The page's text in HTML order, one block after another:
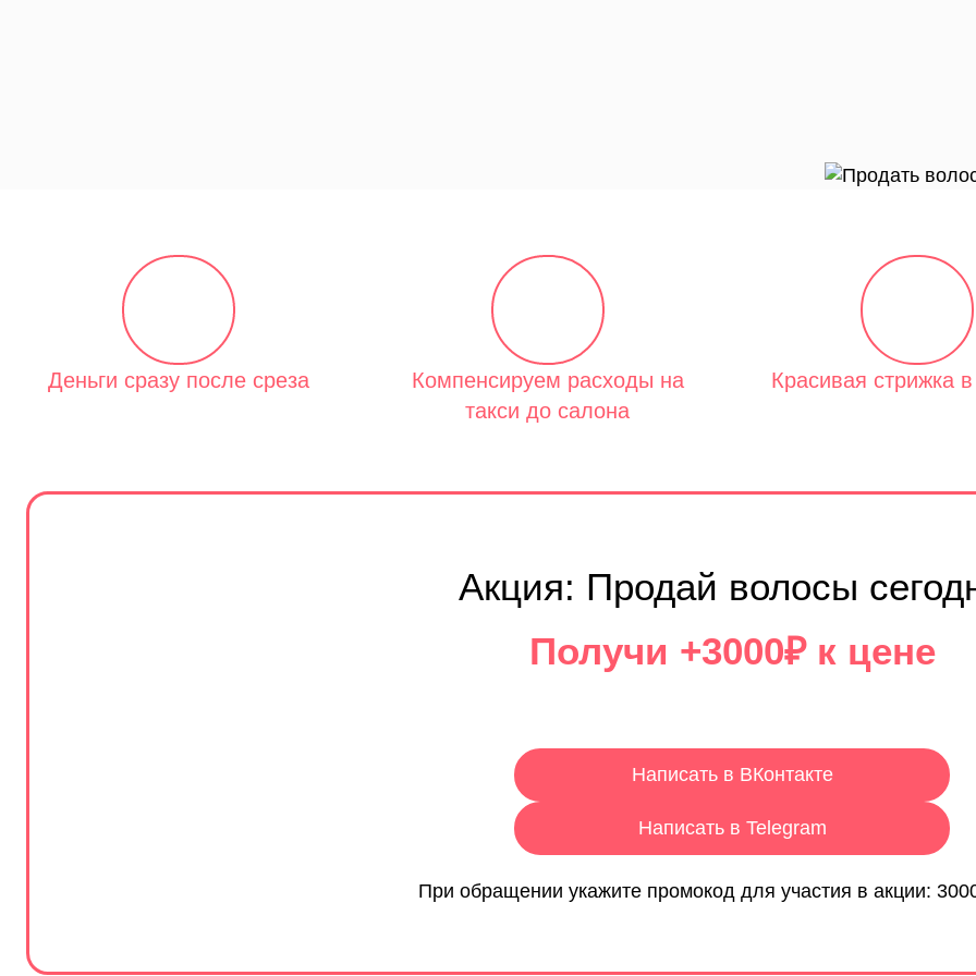
Деньги сразу после среза
Компенсируем расходы на
такси до салона
Красивая стрижка
Акция: Продай волосы
Получи +3000₽ к цене
Написать в ВКонтакте
Написать в Telegram
При обращении укажите промокод для участия в акции: